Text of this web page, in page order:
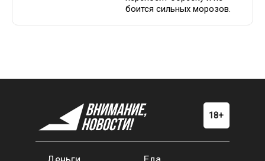
боится сильных морозов.